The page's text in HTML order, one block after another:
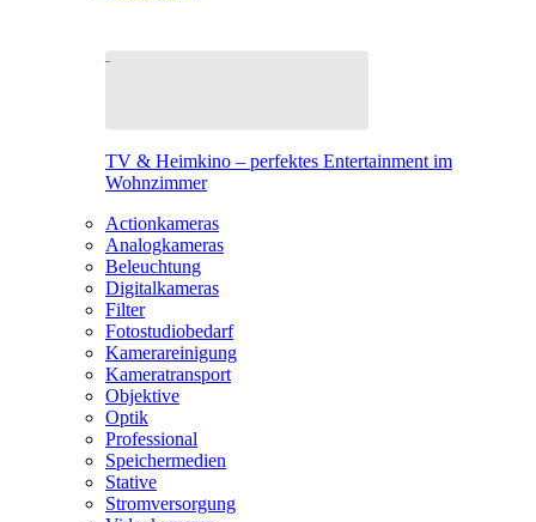
TV & Heimkino – perfektes Entertainment im
Wohnzimmer
Actionkameras
Analogkameras
Beleuchtung
Digitalkameras
Filter
Fotostudiobedarf
Kamerareinigung
Kameratransport
Objektive
Optik
Professional
Speichermedien
Stative
Stromversorgung